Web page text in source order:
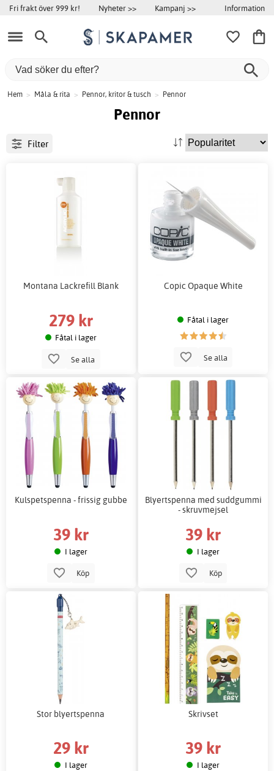
Fri frakt över 999 kr! Nyheter >> Kampanj >> Information
Hem > Måla & rita > Pennor, kritor & tusch > Pennor
Pennor
Filter
Montana Lackrefill Blank
279 kr
Fåtal i lager
Se alla
Copic Opaque White
Fåtal i lager
Se alla
Kulspetspenna - frissig gubbe
39 kr
I lager
Köp
Blyertspenna med suddgummi
- skruvmejsel
39 kr
I lager
Köp
Stor blyertspenna
29 kr
I lager
Skrivset
39 kr
I lager